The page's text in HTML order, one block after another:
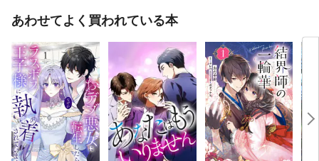
あわせてよく買われている本